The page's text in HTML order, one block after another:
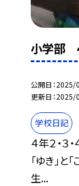
小学部
公開日 2025/
更新日 2025/
学校日記
４年２・３
「ゆき」と
生...